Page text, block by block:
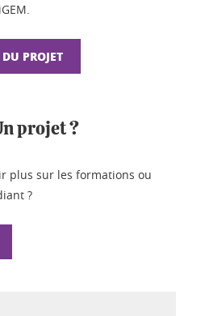
PROJET
projet ?
plus sur les formations ou
?